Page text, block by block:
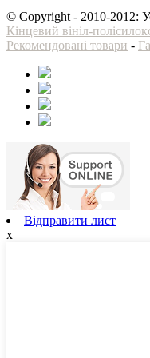
© Copyright - 2010-2012:
Кінцевий вініл-
Рекомендовані товари -
Відправити лист
x